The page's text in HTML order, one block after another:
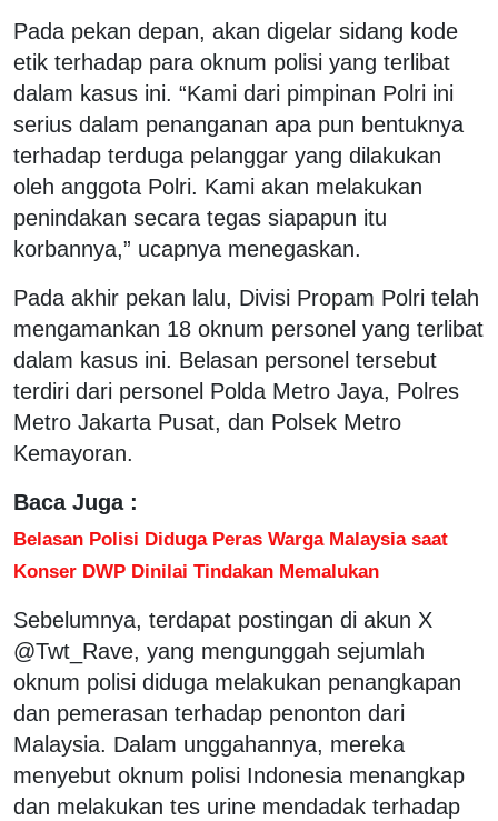
Pada pekan depan, akan digelar sidang kode
etik terhadap para oknum polisi yang terlibat
dalam kasus ini. “Kami dari pimpinan Polri ini
serius dalam penanganan apa pun bentuknya
terhadap terduga pelanggar yang dilakukan
oleh anggota Polri. Kami akan melakukan
penindakan secara tegas siapapun itu
korbannya,” ucapnya menegaskan.
Pada akhir pekan lalu, Divisi Propam Polri telah
mengamankan 18 oknum personel yang terlibat
dalam kasus ini. Belasan personel tersebut
terdiri dari personel Polda Metro Jaya, Polres
Metro Jakarta Pusat, dan Polsek Metro
Kemayoran.
Baca Juga :
Belasan Polisi Diduga Peras Warga Malaysia saat
Konser DWP Dinilai Tindakan Memalukan
Sebelumnya, terdapat postingan di akun X
@Twt_Rave, yang mengunggah sejumlah
oknum polisi diduga melakukan penangkapan
dan pemerasan terhadap penonton dari
Malaysia. Dalam unggahannya, mereka
menyebut oknum polisi Indonesia menangkap
dan melakukan tes urine mendadak terhadap